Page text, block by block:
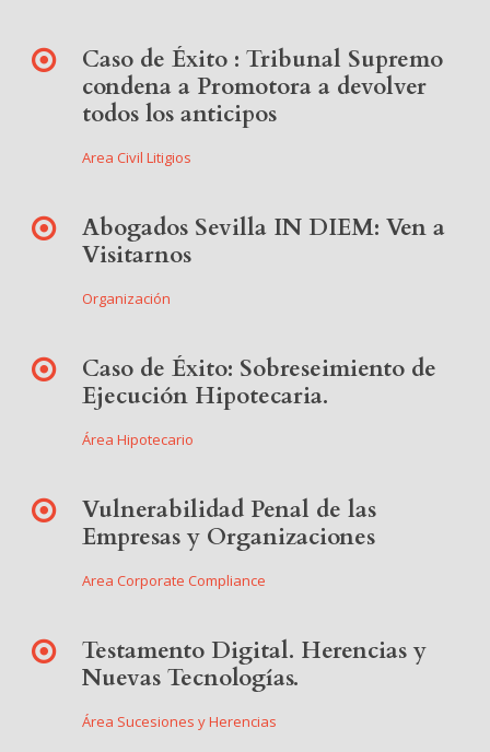
Caso de Éxito : Tribunal Supremo
condena a Promotora a devolver
todos los anticipos
Area Civil Litigios
Abogados Sevilla IN DIEM: Ven a
Visitarnos
Organización
Caso de Éxito: Sobreseimiento de
Ejecución Hipotecaria.
Área Hipotecario
Vulnerabilidad Penal de las
Empresas y Organizaciones
Area Corporate Compliance
Testamento Digital. Herencias y
Nuevas Tecnologías.
Área Sucesiones y Herencias